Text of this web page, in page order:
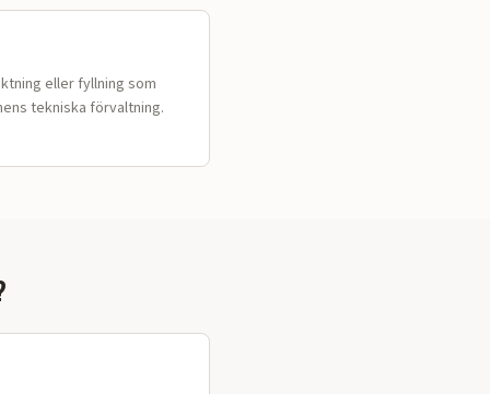
eller fyllning som
tekniska förvaltning.